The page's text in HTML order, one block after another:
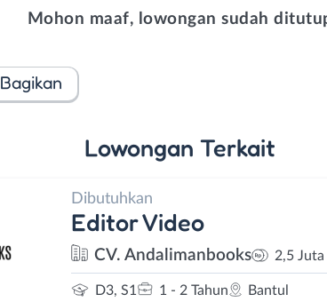
Mohon maaf, lowongan sudah
Bagikan
Lowongan Terkait
Dibutuhkan
Editor Video
CV. Andalimanbooks 2,5 Juta
D3, S1 1 - 2 Tahun Bantul